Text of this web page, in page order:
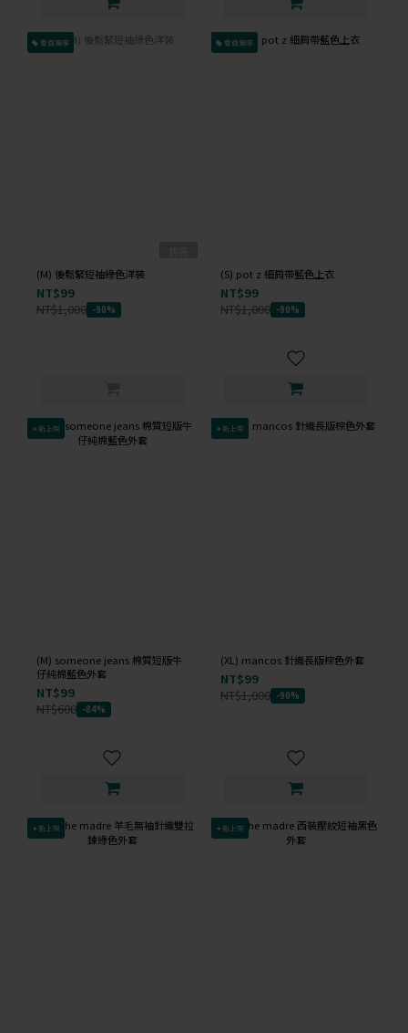
會員獨享
(M) 後鬆緊短袖綠色洋裝
NT$99
NT$1,000 -90%
會員獨享
(S) pot z 細肩帶藍色上衣
NT$99
NT$1,000 -90%
✦新上架
(M) someone jeans 棉質短版牛
仔純棉藍色外套
NT$99
NT$600 -84%
✦新上架
(XL) mancos 針織長版棕色外套
NT$99
NT$1,000 -90%
✦新上架 ✦新上架